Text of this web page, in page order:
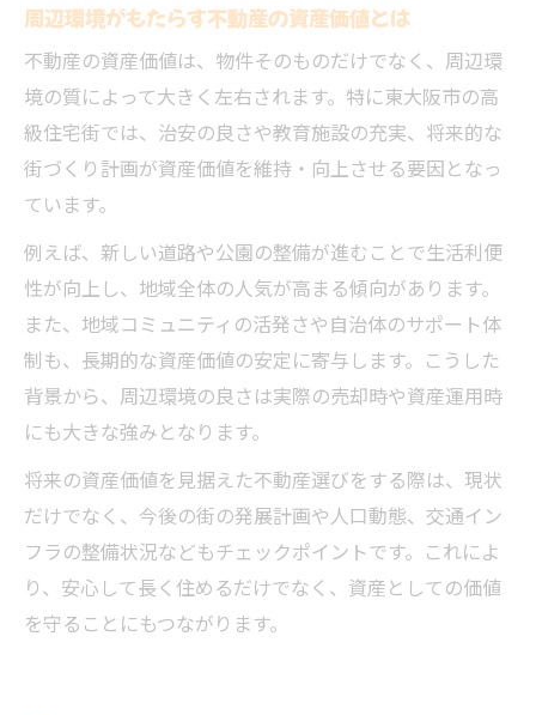
周辺環境がもたらす不動産の資産価値とは
不動産の資産価値は、物件そのものだけでなく、周辺環
境の質によって大きく左右されます。特に東大阪市の高
級住宅街では、治安の良さや教育施設の充実、将来的な
街づくり計画が資産価値を維持・向上させる要因となっ
ています。
例えば、新しい道路や公園の整備が進むことで生活利便
性が向上し、地域全体の人気が高まる傾向があります。
また、地域コミュニティの活発さや自治体のサポート体
制も、長期的な資産価値の安定に寄与します。こうした
背景から、周辺環境の良さは実際の売却時や資産運用時
にも大きな強みとなります。
将来の資産価値を見据えた不動産選びをする際は、現状
だけでなく、今後の街の発展計画や人口動態、交通イン
フラの整備状況などもチェックポイントです。これによ
り、安心して長く住めるだけでなく、資産としての価値
を守ることにもつながります。